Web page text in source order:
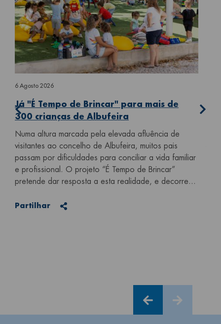
6 Agosto 2026
Já "É Tempo de Brincar" para mais de
300 crianças de Albufeira
Numa altura marcada pela elevada afluência de
visitantes ao concelho de Albufeira, muitos pais
passam por dificuldades para conciliar a vida familiar
e profissional. O projeto “É Tempo de Brincar”
pretende dar resposta a esta realidade, e decorre...
Partilhar Partilhar